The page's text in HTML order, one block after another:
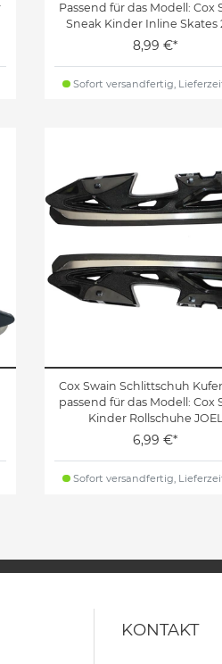
Passend für das Modell: Cox
Sneak Kinder Inline Skates
8,99 €*
Sofort versandfertig,
Cox Swain Schlittschuh
passend für das Modell: Cox
Kinder Rollschuhe JOEL
6,99 €*
Sofort versandfertig,
KONTAKT